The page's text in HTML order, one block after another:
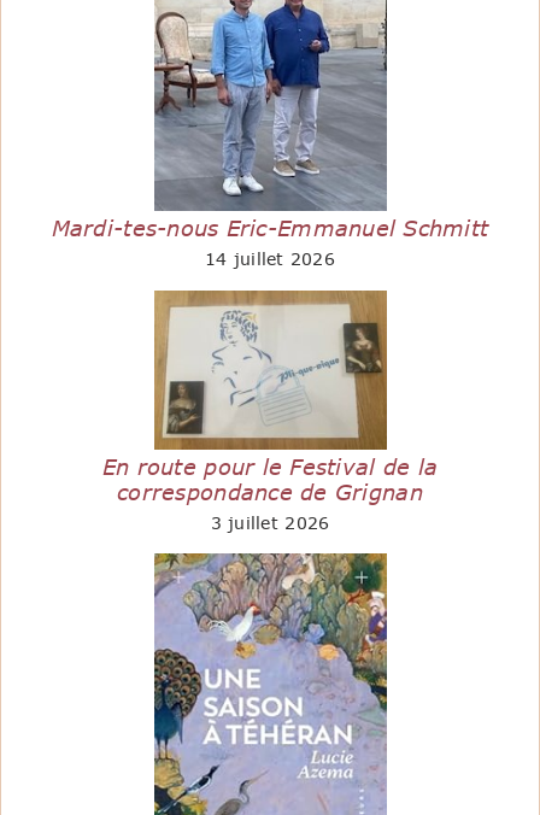
Mardi-tes-nous Eric-Emmanuel Schmitt
14 juillet 2026
En route pour le Festival de la
correspondance de Grignan
3 juillet 2026